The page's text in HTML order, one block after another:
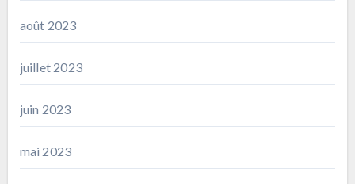
août 2023
juillet 2023
juin 2023
mai 2023